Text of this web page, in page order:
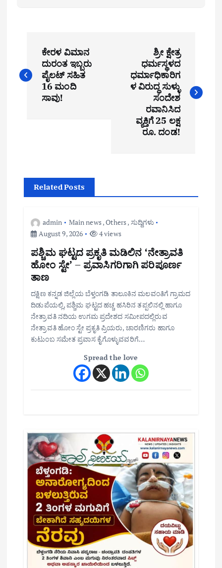
s
g
ಕೇರಳ ವಿಮಾನ
ದುರಂತ ಇಬ್ಬರು
ಪೈಲಟ್ ಸಹಿತ
16 ಮಂದಿ
ಸಾವು!
ಶ್ರೀ ಕ್ಷೇತ್ರ
ಧರ್ಮಸ್ಥಳದ
ಧರ್ಮಾಧಿಕಾರಿಗ
ಳ ವಿರುದ್ಧ ಸುಳ್ಳು
ಸಂದೇಶ
ರವಾನಿಸಿದ
ವ್ಯಕ್ತಿಗೆ 25 ಲಕ್ಷ
ರೂ. ದಂಡ!
Related Posts
admin Main news,Others, ಸುದ್ದಿಗಳು
August 9, 2026
4 views
ಪಶ್ಚಿಮ ಘಟ್ಟದ ಪ್ರಕೃತಿ ಮಡಿಲಿನ ‘ನೇತ್ರಾವತಿ
ಹೋಂ ಸ್ಟೇ’ – ಪ್ರವಾಸಿಗರಿಗಾಗಿ ಪರಿಪೂರ್ಣ
ತಾಣ
ದಕ್ಷಿಣ ಕನ್ನಡ ಜಿಲ್ಲೆಯ ಬೆಳ್ತಂಗಡಿ ತಾಲೂಕಿನ ಮಲವಂತಿಗೆ ಗ್ರಾಮದ
ದಿಡುಪೆಯಲ್ಲಿ, ಪಶ್ಚಿಮ ಘಟ್ಟದ ಹಚ್ಚ ಹಸಿರಿನ ತಪ್ಪಲಿನಲ್ಲಿ ಹಾಗೂ
ನೇತ್ರಾವತಿ ನದಿಯ ಉಗಮ ಪ್ರದೇಶದ ಸಮೀಪದಲ್ಲಿರುವ
ನೇತ್ರಾವತಿ ಹೋಂ ಸ್ಟೇ ಪ್ರಕೃತಿ ಪ್ರಿಯರು, ಚಾರಣಿಗರು ಹಾಗೂ
ಕುಟುಂಬ ಸಮೇತ ಪ್ರವಾಸ ಕೈಗೊಳ್ಳುವವರಿಗೆ…
Spread the love